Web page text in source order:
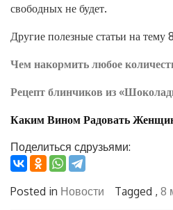
свободных не будет.
Другие полезные статьи на тему
Чем накормить любое
Рецепт блинчиков из
Каким Вином Радовать
Поделиться сдрузьями:
Posted in Новости Tagged , 8